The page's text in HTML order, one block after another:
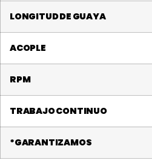
LONGITUD DE GUAYA
ACOPLE
RPM
TRABAJO CONTINUO
*GARANTIZAMOS